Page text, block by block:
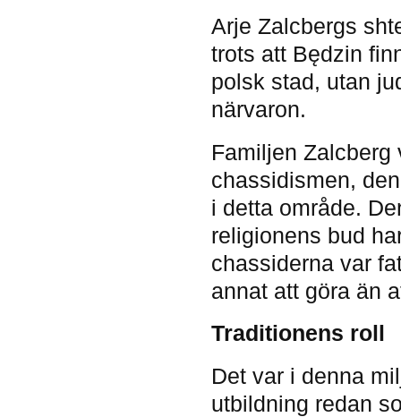
Arje Zalcbergs
trots att Będzin
polsk stad, utan
närvaron.
Familjen
chassidismen,
i detta område.
religionens bud
chassiderna var
annat att göra än
Traditionens roll
Det var i denna
utbildning redan